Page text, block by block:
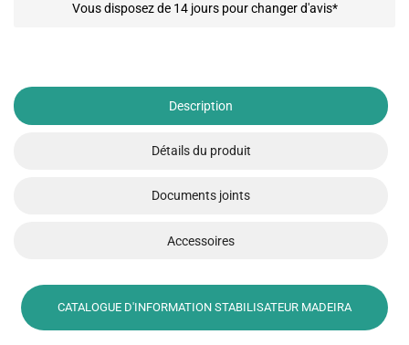
Vous disposez de 14 jours pour changer d'avis*
Description
Détails du produit
Documents joints
Accessoires
CATALOGUE D'INFORMATION STABILISATEUR MADEIRA